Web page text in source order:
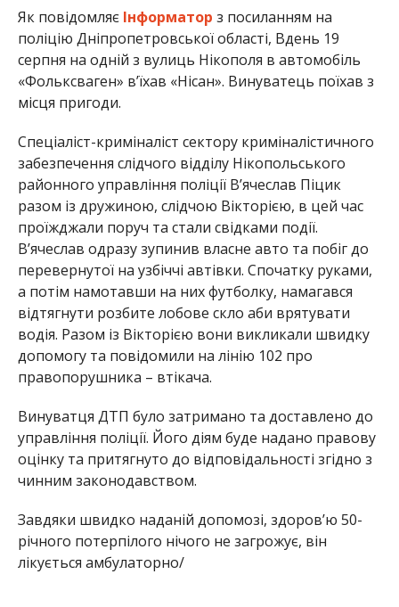
Як повідомляє Інформатор з посиланням на
поліцію Дніпропетровської області, Вдень 19
серпня на одній з вулиць Нікополя в автомобіль
«Фольксваген» в’їхав «Нісан». Винуватець поїхав з
місця пригоди.
Спеціаліст-криміналіст сектору криміналістичного
забезпечення слідчого відділу Нікопольського
районного управління поліції В’ячеслав Піцик
разом із дружиною, слідчою Вікторією, в цей час
проїжджали поруч та стали свідками події.
В’ячеслав одразу зупинив власне авто та побіг до
перевернутої на узбіччі автівки. Спочатку руками,
а потім намотавши на них футболку, намагався
відтягнути розбите лобове скло аби врятувати
водія. Разом із Вікторією вони викликали швидку
допомогу та повідомили на лінію 102 про
правопорушника – втікача.
Винуватця ДТП було затримано та доставлено до
управління поліції. Його діям буде надано правову
оцінку та притягнуто до відповідальності згідно з
чинним законодавством.
Завдяки швидко наданій допомозі, здоров’ю 50-
річного потерпілого нічого не загрожує, він
лікується амбулаторно/